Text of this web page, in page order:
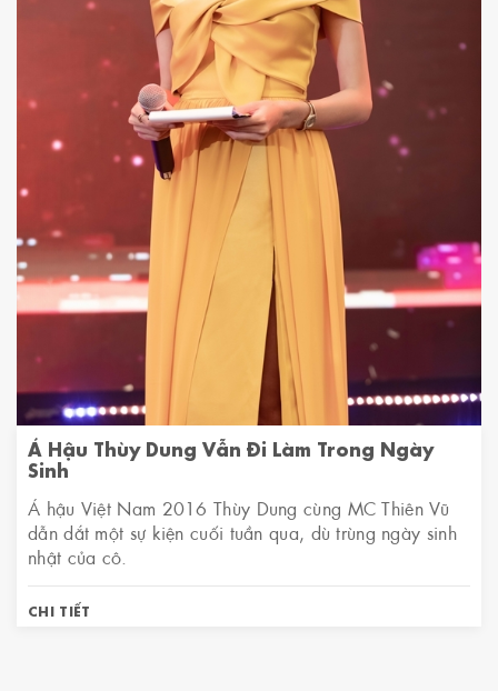
Á Hậu Thùy Dung Vẫn Đi Làm Trong Ngày
Sinh
Á hậu Việt Nam 2016 Thùy Dung cùng MC Thiên Vũ
dẫn dắt một sự kiện cuối tuần qua, dù trùng ngày sinh
nhật của cô.
CHI TIẾT